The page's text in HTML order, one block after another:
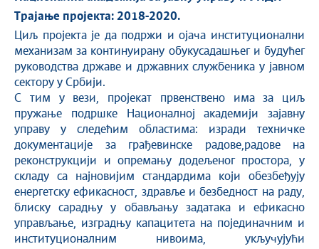
Трајање пројекта: 2018-2020.
Циљ пројекта је да подржи и ојача институционални
механизам за континуирану обукусадашњег и будућег
руководства државе и државних службеника у јавном
сектору у Србији.
С тим у вези, пројекат првенствено има за циљ
пружање подршке Националној академији зајавну
управу у следећим областима: изради техничке
документације за грађевинске радове,радове на
реконструкцији и опремању додељеног простора, у
складу са најновијим стандардима који обезбеђују
енергетску ефикасност, здравље и безбедност на раду,
блиску сарадњу у обављању задатака и ефикасно
управљање, изградњу капацитета на појединачним и
институционалним нивоима, укључујући